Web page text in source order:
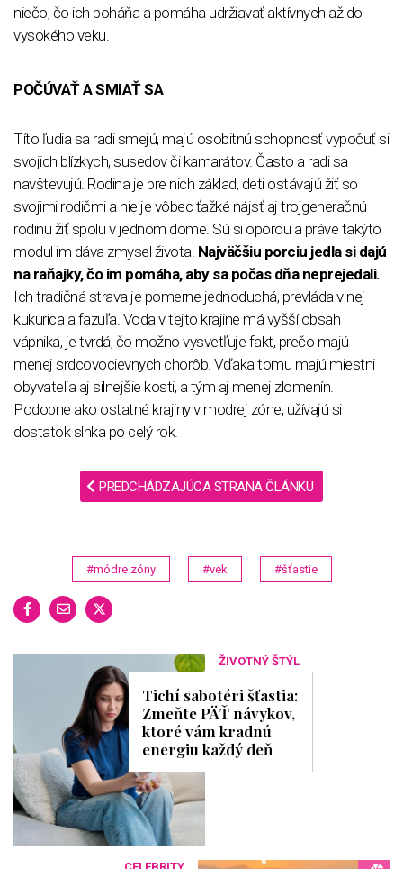
niečo, čo ich poháňa a pomáha udržiavať aktívnych až do
vysokého veku.
POČÚVAŤ A SMIAŤ SA
Títo ľudia sa radi smejú, majú osobitnú schopnosť vypočuť si
svojich blízkych, susedov či kamarátov. Často a radi sa
navštevujú. Rodina je pre nich základ, deti ostávajú žiť so
svojimi rodičmi a nie je vôbec ťažké nájsť aj trojgeneračnú
rodinu žiť spolu v jednom dome. Sú si oporou a práve takýto
modul im dáva zmysel života. Najväčšiu porciu jedla si dajú
na raňajky, čo im pomáha, aby sa počas dňa neprejedali.
Ich tradičná strava je pomerne jednoduchá, prevláda v nej
kukurica a fazuľa. Voda v tejto krajine má vyšší obsah
vápnika, je tvrdá, čo možno vysvetľuje fakt, prečo majú
menej srdcovocievnych chorôb. Vďaka tomu majú miestni
obyvatelia aj silnejšie kosti, a tým aj menej zlomenín.
Podobne ako ostatné krajiny v modrej zóne, užívajú si
dostatok slnka po celý rok.
PREDCHÁDZAJÚCA STRANA ČLÁNKU
#módre zóny #vek #šťastie
ŽIVOTNÝ ŠTÝL
Tichí sabotéri šťastia:
Zmeňte PÄ​Ť návykov,
ktoré vám kradnú
energiu každý deň